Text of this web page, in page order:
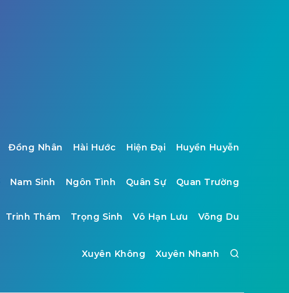
Đồng Nhân Hài Hước Hiện Đại Huyền Huyễn
Nam Sinh Ngôn Tình Quân Sự Quan Trường
Trinh Thám Trọng Sinh Vô Hạn Lưu Võng Du
Xuyên Không Xuyên Nhanh